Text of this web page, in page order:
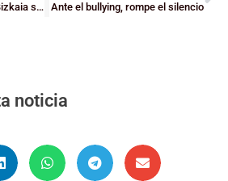
La Diputación Foral de Bizkaia suspende las actividades de Deporte Escolar que se realicen en el exterior Ante el bullying, rompe el silencio
noticia